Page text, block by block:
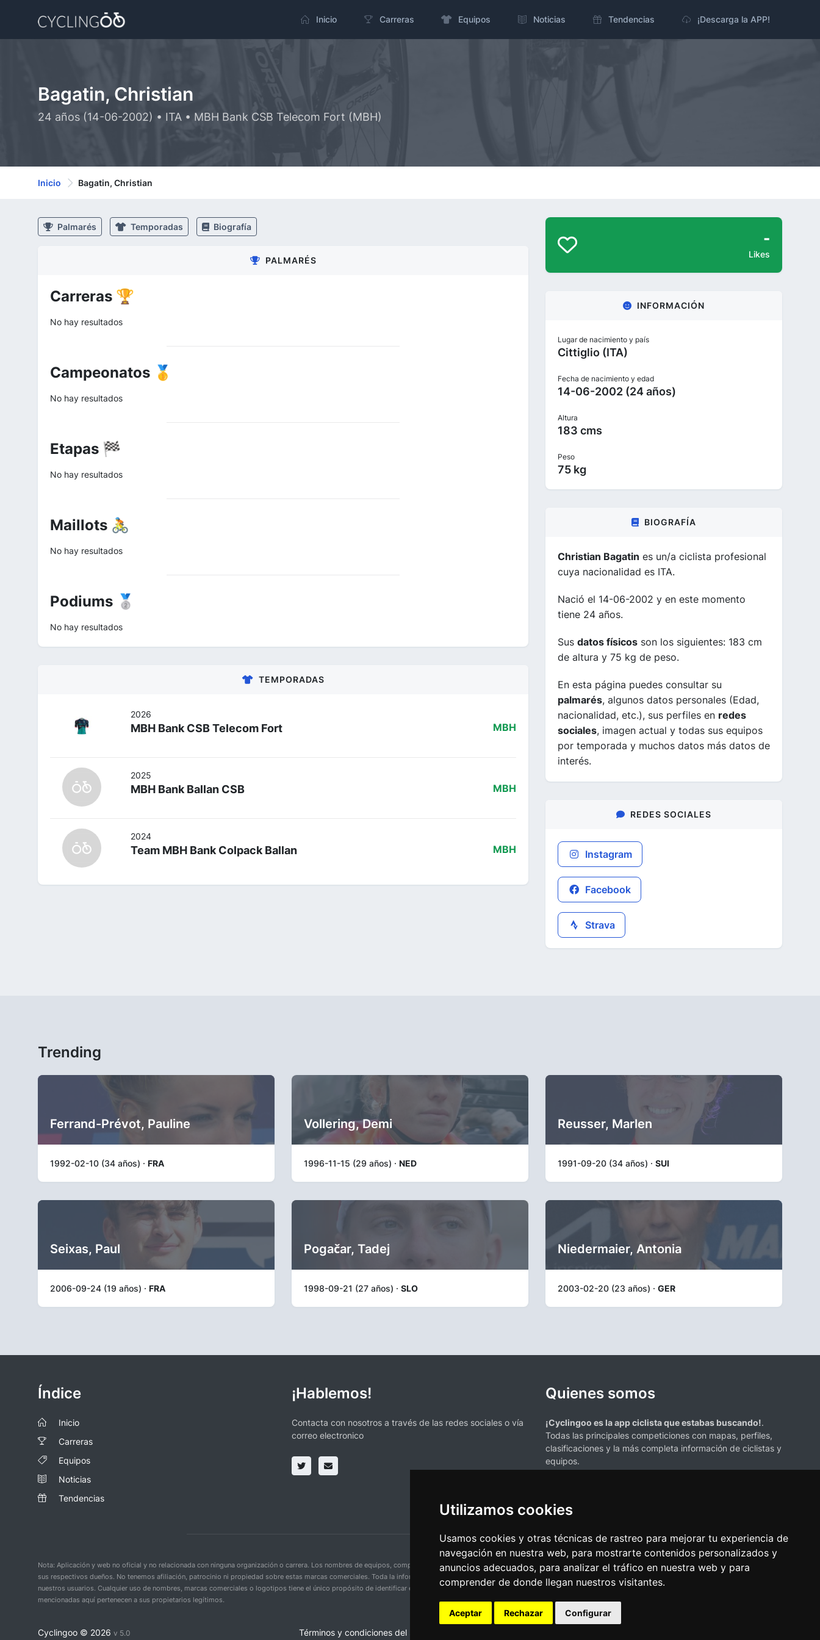
Utilizamos cookies
Usamos cookies y otras técnicas de rastreo para mejorar tu experiencia de
navegación en nuestra web, para mostrarte contenidos personalizados y
anuncios adecuados, para analizar el tráfico en nuestra web y para
comprender de donde llegan nuestros visitantes.
Aceptar Rechazar Configurar
Inicio Carreras Equipos Noticias Tendencias ¡Descarga la APP!
Bagatin, Christian
24 años (14-06-2002) • ITA • MBH Bank CSB Telecom Fort (MBH)
Inicio Bagatin, Christian
Palmarés Temporadas Biografía
PALMARÉS
Carreras 🏆
No hay resultados
Campeonatos 🥇
No hay resultados
Etapas 🏁
No hay resultados
Maillots 🚴
No hay resultados
Podiums 🥈
No hay resultados
TEMPORADAS
2026
MBH Bank CSB Telecom Fort MBH
2025
MBH Bank Ballan CSB MBH
2024
Team MBH Bank Colpack Ballan MBH
-
Likes
INFORMACIÓN
Lugar de nacimiento y país
Cittiglio (ITA)
Fecha de nacimiento y edad
14-06-2002 (24 años)
Altura
183 cms
Peso
75 kg
BIOGRAFÍA
Christian Bagatin es un/a ciclista profesional
cuya nacionalidad es ITA.
Nació el 14-06-2002 y en este momento
tiene 24 años.
Sus datos físicos son los siguientes: 183 cm
de altura y 75 kg de peso.
En esta página puedes consultar su
palmarés, algunos datos personales (Edad,
nacionalidad, etc.), sus perfiles en redes
sociales, imagen actual y todas sus equipos
por temporada y muchos datos más datos de
interés.
REDES SOCIALES
Instagram
Facebook
Strava
Trending
Ferrand-Prévot, Pauline
1992-02-10 (34 años) · FRA
Vollering, Demi
1996-11-15 (29 años) · NED
Reusser, Marlen
1991-09-20 (34 años) · SUI
Seixas, Paul
2006-09-24 (19 años) · FRA
Pogačar, Tadej
1998-09-21 (27 años) · SLO
Niedermaier, Antonia
2003-02-20 (23 años) · GER
Índice
Inicio
Carreras
Equipos
Noticias
Tendencias
¡Hablemos!
Contacta con nosotros a través de las redes sociales o vía
correo electronico
Quienes somos
¡Cyclingoo es la app ciclista que estabas buscando!.
Todas las principales competiciones con mapas, perfiles,
clasificaciones y la más completa información de ciclistas y
equipos.
Nota: Aplicación y web no oficial y no relacionada con ninguna organización o carrera. Los nombres de equipos, competiciones, marcas comerciales y logotipos mencionados en esta página de resultados de ciclismo son propiedad de
sus respectivos dueños. No tenemos afiliación, patrocinio ni propiedad sobre estas marcas comerciales. Toda la información proporcionada en esta página se presenta únicamente con fines informativos y para la conveniencia de
nuestros usuarios. Cualquier uso de nombres, marcas comerciales o logotipos tiene el único propósito de identificar equipos y competiciones y no implica asociación o respaldo. Todos los derechos de las marcas comerciales
mencionadas aquí pertenecen a sus propietarios legítimos.
Cyclingoo © 2026 v 5.0 Términos y condiciones del servicio